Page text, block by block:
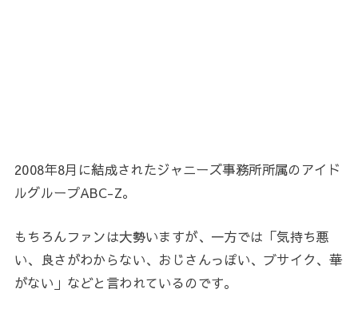
2008年8月に結成されたジャニーズ事務所所属のアイド
ルグループABC-Z。
もちろんファンは大勢いますが、一方では「気持ち悪
い、良さがわからない、おじさんっぽい、ブサイク、華
がない」などと言われているのです。